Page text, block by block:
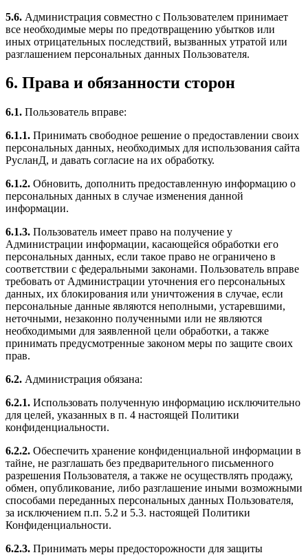
5.6. Администрация совместно с Пользователем принимает
все необходимые меры по предотвращению убытков или
иных отрицательных последствий, вызванных утратой или
разглашением персональных данных Пользователя.
6. Права и обязанности сторон
6.1. Пользователь вправе:
6.1.1. Принимать свободное решение о предоставлении своих
персональных данных, необходимых для использования сайта
РусланД, и давать согласие на их обработку.
6.1.2. Обновить, дополнить предоставленную информацию о
персональных данных в случае изменения данной
информации.
6.1.3. Пользователь имеет право на получение у
Администрации информации, касающейся обработки его
персональных данных, если такое право не ограничено в
соответствии с федеральными законами. Пользователь вправе
требовать от Администрации уточнения его персональных
данных, их блокирования или уничтожения в случае, если
персональные данные являются неполными, устаревшими,
неточными, незаконно полученными или не являются
необходимыми для заявленной цели обработки, а также
принимать предусмотренные законом меры по защите своих
прав.
6.2. Администрация обязана:
6.2.1. Использовать полученную информацию исключительно
для целей, указанных в п. 4 настоящей Политики
конфиденциальности.
6.2.2. Обеспечить хранение конфиденциальной информации в
тайне, не разглашать без предварительного письменного
разрешения Пользователя, а также не осуществлять продажу,
обмен, опубликование, либо разглашение иными возможными
способами переданных персональных данных Пользователя,
за исключением п.п. 5.2 и 5.3. настоящей Политики
Конфиденциальности.
6.2.3. Принимать меры предосторожности для защиты